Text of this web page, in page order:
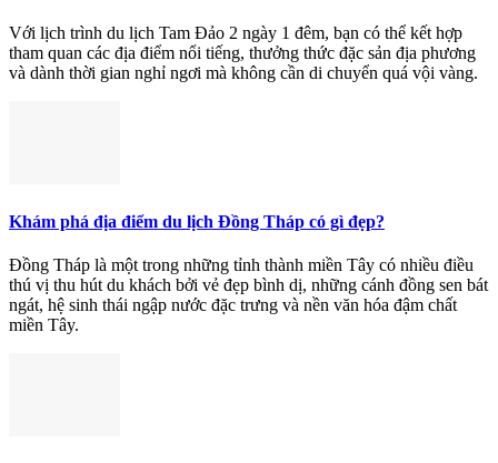
Với lịch trình du lịch Tam Đảo 2 ngày 1 đêm, bạn có thể kết hợp
tham quan các địa điểm nổi tiếng, thưởng thức đặc sản địa phương
và dành thời gian nghỉ ngơi mà không cần di chuyển quá vội vàng.
Khám phá địa điểm du lịch Đồng Tháp có gì đẹp?
Đồng Tháp là một trong những tỉnh thành miền Tây có nhiều điều
thú vị thu hút du khách bởi vẻ đẹp bình dị, những cánh đồng sen bát
ngát, hệ sinh thái ngập nước đặc trưng và nền văn hóa đậm chất
miền Tây.